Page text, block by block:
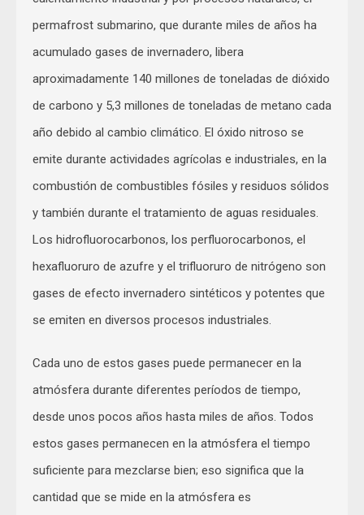
permafrost submarino, que durante miles de años ha
acumulado gases de invernadero, libera
aproximadamente 140 millones de toneladas de dióxido
de carbono y 5,3 millones de toneladas de metano cada
año debido al cambio climático. El óxido nitroso se
emite durante actividades agrícolas e industriales, en la
combustión de combustibles fósiles y residuos sólidos
y también durante el tratamiento de aguas residuales.
Los hidrofluorocarbonos, los perfluorocarbonos, el
hexafluoruro de azufre y el trifluoruro de nitrógeno son
gases de efecto invernadero sintéticos y potentes que
se emiten en diversos procesos industriales.
Cada uno de estos gases puede permanecer en la
atmósfera durante diferentes períodos de tiempo,
desde unos pocos años hasta miles de años. Todos
estos gases permanecen en la atmósfera el tiempo
suficiente para mezclarse bien; eso significa que la
cantidad que se mide en la atmósfera es